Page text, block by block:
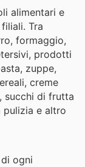
alimentari e
Tra
formaggio,
prodotti
zuppe,
creme
succhi di frutta
e altro
ogni